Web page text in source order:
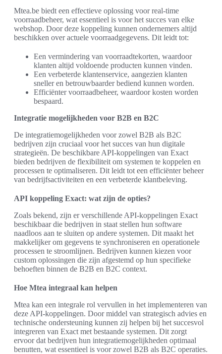
Mtea.be biedt een effectieve oplossing voor real-time
voorraadbeheer, wat essentieel is voor het succes van elke
webshop. Door deze koppeling kunnen ondernemers altijd
beschikken over actuele voorraadgegevens. Dit leidt tot:
Een vermindering van voorraadtekorten, waardoor
klanten altijd voldoende producten kunnen vinden.
Een verbeterde klantenservice, aangezien klanten
sneller en betrouwbaarder bediend kunnen worden.
Efficiënter voorraadbeheer, waardoor kosten worden
bespaard.
Integratie mogelijkheden voor B2B en B2C
De integratiemogelijkheden voor zowel B2B als B2C
bedrijven zijn cruciaal voor het succes van hun digitale
strategieën. De beschikbare API-koppelingen van Exact
bieden bedrijven de flexibiliteit om systemen te koppelen en
processen te optimaliseren. Dit leidt tot een efficiënter beheer
van bedrijfsactiviteiten en een verbeterde klantbeleving.
API koppeling Exact: wat zijn de opties?
Zoals bekend, zijn er verschillende API-koppelingen Exact
beschikbaar die bedrijven in staat stellen hun software
naadloos aan te sluiten op andere systemen. Dit maakt het
makkelijker om gegevens te synchroniseren en operationele
processen te stroomlijnen. Bedrijven kunnen kiezen voor
custom oplossingen die zijn afgestemd op hun specifieke
behoeften binnen de B2B en B2C context.
Hoe Mtea integraal kan helpen
Mtea kan een integrale rol vervullen in het implementeren van
deze API-koppelingen. Door middel van strategisch advies en
technische ondersteuning kunnen zij helpen bij het succesvol
integreren van Exact met bestaande systemen. Dit zorgt
ervoor dat bedrijven hun integratiemogelijkheden optimaal
benutten, wat essentieel is voor zowel B2B als B2C operaties.